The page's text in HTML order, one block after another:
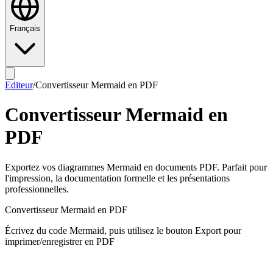
Français
Editeur/Convertisseur Mermaid en PDF
Convertisseur Mermaid en
PDF
Exportez vos diagrammes Mermaid en documents PDF. Parfait pour
l'impression, la documentation formelle et les présentations
professionnelles.
Convertisseur Mermaid en PDF
Écrivez du code Mermaid, puis utilisez le bouton Export pour
imprimer/enregistrer en PDF